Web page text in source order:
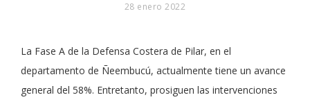
28 enero 2022
La Fase A de la Defensa Costera de Pilar, en el
departamento de Ñeembucú, actualmente tiene un avance
general del 58%. Entretanto, prosiguen las intervenciones